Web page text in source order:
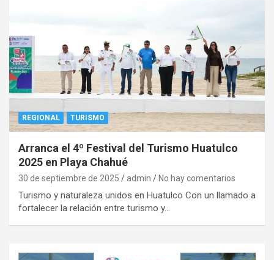
REGIONAL TURISMO
Arranca el 4º Festival del Turismo Huatulco
2025 en Playa Chahué
30 de septiembre de 2025 admin No hay comentarios
Turismo y naturaleza unidos en Huatulco Con un llamado a
fortalecer la relación entre turismo y…